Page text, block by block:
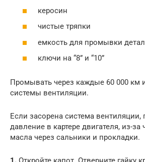
керосин
чистые тряпки
емкость для промывки
ключи на “8” и “10”
Промывать через каждые 60 000 км
системы вентиляции.
Если засорена система
давление в картере двигателя, из-
масла через сальники и прокладки.